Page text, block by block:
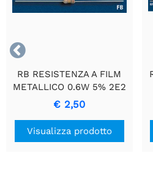

RB RESISTENZA A FILM
METALLICO 0.6W 5% 2E2
- Resistenza di Precisione
Durevole
€ 2,50
Visualizza prodotto